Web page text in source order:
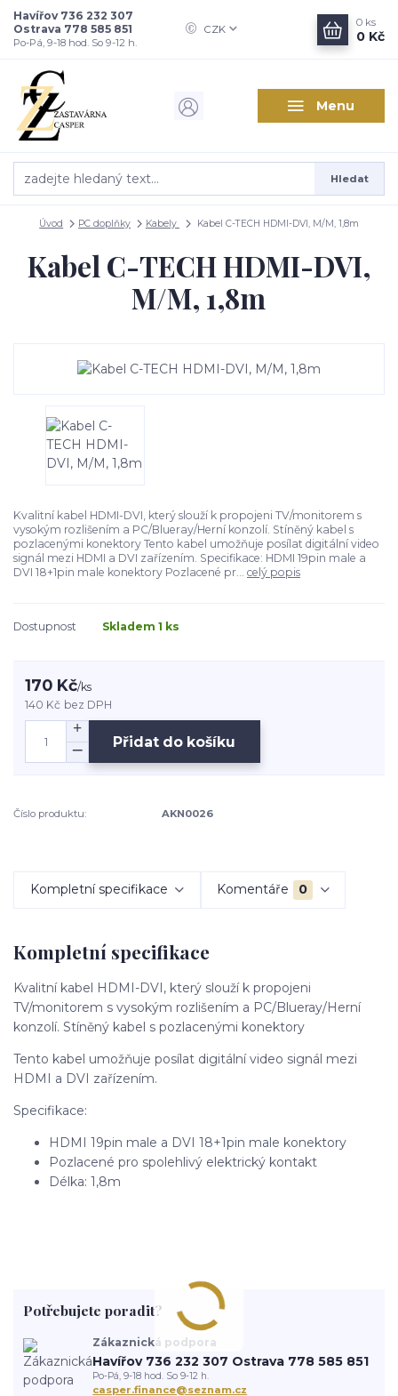
Menu
CZK
Hledat
Havířov 736 232 307
Ostrava 778 585 851
Po-Pá, 9-18 hod. So 9-12 h.
0 ks
0 Kč
Úvod PC doplňky Kabely Kabel C-TECH HDMI-DVI, M/M, 1,8m
Kabel C-TECH HDMI-DVI,
M/M, 1,8m
Kvalitní kabel HDMI-DVI, který slouží k propojeni TV/monitorem s
vysokým rozlišením a PC/Blueray/Herní konzolí. Stíněný kabel s
pozlacenými konektory Tento kabel umožňuje posílat digitální video
signál mezi HDMI a DVI zařízením. Specifikace: HDMI 19pin male a
DVI 18+1pin male konektory Pozlacené pr... celý popis
Dostupnost Skladem 1 ks
170 Kč/ks
140 Kč bez DPH
Přidat do košíku
Číslo produktu: AKN0026
Kompletní specifikace Komentáře 0
Kompletní specifikace
Kvalitní kabel HDMI-DVI, který slouží k propojeni
TV/monitorem s vysokým rozlišením a PC/Blueray/Herní
konzolí. Stíněný kabel s pozlacenými konektory
Tento kabel umožňuje posílat digitální video signál mezi
HDMI a DVI zařízením.
Specifikace:
HDMI 19pin male a DVI 18+1pin male konektory
Pozlacené pro spolehlivý elektrický kontakt
Délka: 1,8m
Potřebujete poradit?
Zákaznická podpora
Havířov 736 232 307 Ostrava 778 585 851
Po-Pá, 9-18 hod. So 9-12 h.
casper.finance@seznam.cz